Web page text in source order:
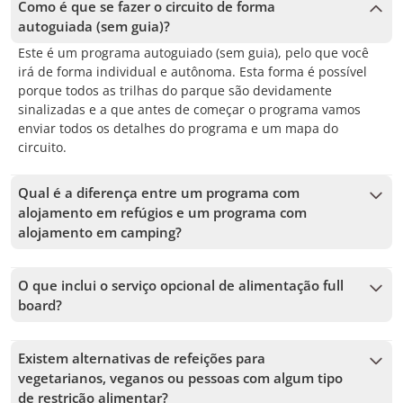
Como é que se fazer o circuito de forma
autoguiada (sem guia)?
Este é um programa autoguiado (sem guia), pelo que você
irá de forma individual e autônoma. Esta forma é possível
porque todos as trilhas do parque são devidamente
sinalizadas e a que antes de começar o programa vamos
enviar todos os detalhes do programa e um mapa do
circuito.
Qual é a diferença entre um programa com
alojamento em refúgios e um programa com
alojamento em camping?
dormir em quarto compartilhado (beliches), com banheiro
compartilhado (chuveiro com água quente), a diferencia do
programa com hospedagem em camping, com o qual você
dormir e isolante), com banheiro compartilhado (chuveiro
com água quente). Com esta segunda forma, a barraca é
armada em cada um dos locais de hospedagem, ou seja,
O que inclui o serviço opcional de alimentação full
board?
3 refeições (jantar, café da manhã e box lunch) por cada
noite de hospedagem, começando com o jantar do primeiro
dia e finalizando com o box lunch do último dia.
Existem alternativas de refeições para
vegetarianos, veganos ou pessoas com algum tipo
de restrição alimentar?